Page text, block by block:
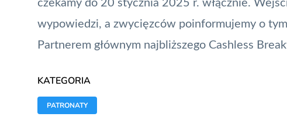
czekamy do 20 stycznia 2025 r. włącznie.
wypowiedzi, a zwycięzców poinformujemy o
Partnerem głównym najbliższego Cashless
KATEGORIA
PATRONATY